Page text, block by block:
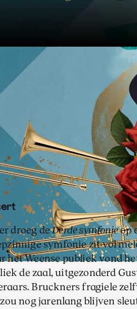
bewonderaar –
Derde
droeg deDerde symfonieop
symfonie zit vol
het Weense publiek vond
de zaal, uitgezonderd
Bruckners fragiele
nog jarenlang blijven